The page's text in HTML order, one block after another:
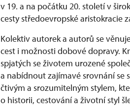
v 19. a na počátku 20. století v
cesty středoevropské aristokracie
Kolektiv autorek a autorů se
cest i možnosti dobové dopravy.
spjatých se životem urozené
a nabídnout zajímavé srovnání se
čtivým a srozumitelným stylem,
o historii, cestování a životní styl